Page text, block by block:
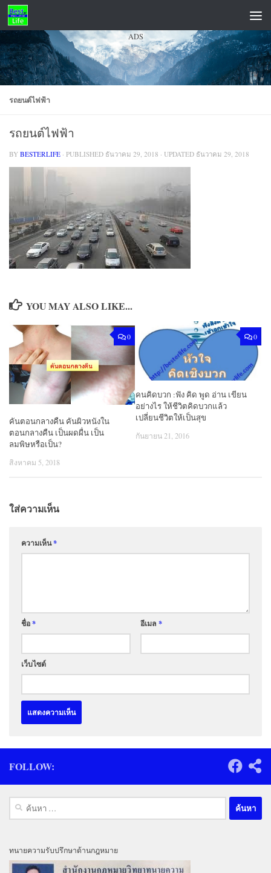
Skip to content
ADS
รถยนต์ไฟฟ้า
รถยนต์ไฟฟ้า
BY BESTERLIFE · PUBLISHED ธันวาคม 29, 2018 · UPDATED ธันวาคม 29, 2018
YOU MAY ALSO LIKE...
0
คันตอนกลางคืน คันผิวหนังใน
ตอนกลางคืน เป็นผดผื่น เป็น
ลมพิษหรือเป็น?
สิงหาคม 5, 2018
0
คนคิดบวก :ฟัง คิด พูด อ่าน เขียน
อย่างไร ให้ชีวิตคิดบวกแล้ว
เปลี่ยนชีวิตให้เป็นสุข
กันยายน 21, 2016
ใส่ความเห็น
ความเห็น*
ชื่อ* อีเมล *
เว็บไซต์
FOLLOW:
ค้นหา
สำหรับ:
ทนายความรับปรึกษาด้านกฎหมาย